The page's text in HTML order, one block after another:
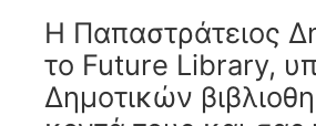
Η Παπαστράτειος
το Future Library,
Δημοτικών